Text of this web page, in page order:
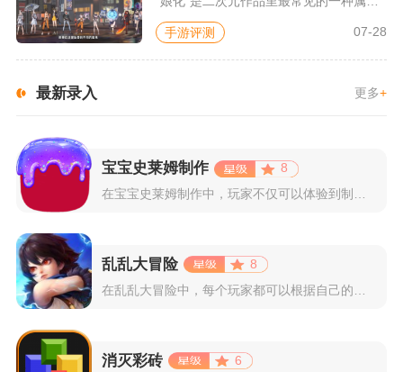
手游评测 07-28
最新录入 更多+
宝宝史莱姆制作
8
在宝宝史莱姆制作中，玩家不仅可以体验到制作史莱姆的乐趣，还能...
乱乱大冒险
8
在乱乱大冒险中，每个玩家都可以根据自己的喜好选择和培养角色，...
消灭彩砖
6